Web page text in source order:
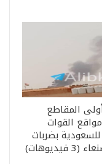
المقاطع
القوات
للسعودية بضربات